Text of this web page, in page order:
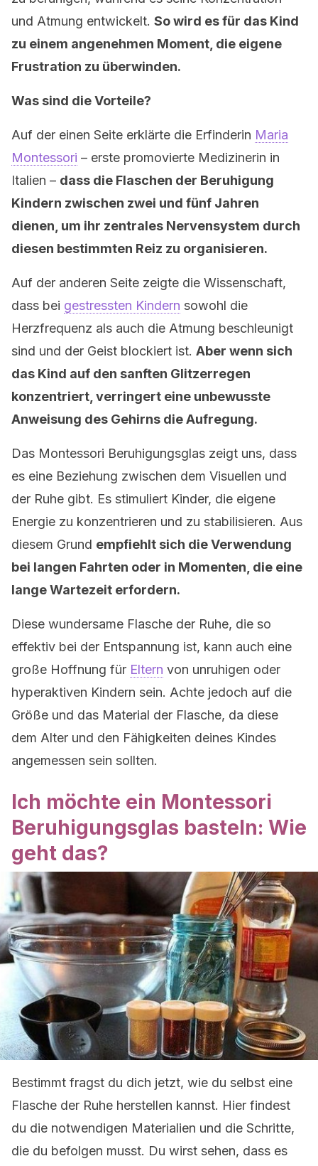
und Atmung entwickelt. So wird es für das Kind
zu einem angenehmen Moment, die eigene
Frustration zu überwinden.
Was sind die Vorteile?
Auf der einen Seite erklärte die Erfinderin Maria
Montessori – erste promovierte Medizinerin in
Italien – dass die Flaschen der Beruhigung
Kindern zwischen zwei und fünf Jahren
dienen, um ihr zentrales Nervensystem durch
diesen bestimmten Reiz zu organisieren.
Auf der anderen Seite zeigte die Wissenschaft,
dass bei gestressten Kindern sowohl die
Herzfrequenz als auch die Atmung beschleunigt
sind und der Geist blockiert ist. Aber wenn sich
das Kind auf den sanften Glitzerregen
konzentriert, verringert eine unbewusste
Anweisung des Gehirns die Aufregung.
Das Montessori Beruhigungsglas zeigt uns, dass
es eine Beziehung zwischen dem Visuellen und
der Ruhe gibt. Es stimuliert Kinder, die eigene
Energie zu konzentrieren und zu stabilisieren. Aus
diesem Grund empfiehlt sich die Verwendung
bei langen Fahrten oder in Momenten, die eine
lange Wartezeit erfordern.
Diese wundersame Flasche der Ruhe, die so
effektiv bei der Entspannung ist, kann auch eine
große Hoffnung für Eltern von unruhigen oder
hyperaktiven Kindern sein. Achte jedoch auf die
Größe und das Material der Flasche, da diese
dem Alter und den Fähigkeiten deines Kindes
angemessen sein sollten.
Ich möchte ein Montessori
Beruhigungsglas basteln: Wie
geht das?
Bestimmt fragst du dich jetzt, wie du selbst eine
Flasche der Ruhe herstellen kannst. Hier findest
du die notwendigen Materialien und die Schritte,
die du befolgen musst. Du wirst sehen, dass es